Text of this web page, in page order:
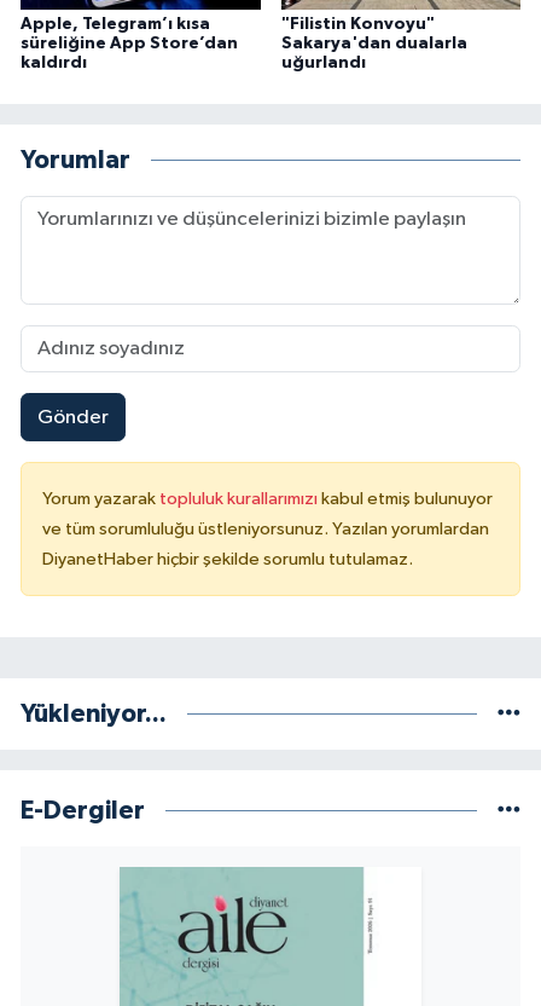
Apple, Telegram’ı kısa
süreliğine App Store’dan
kaldırdı
"Filistin Konvoyu"
Sakarya'dan dualarla
uğurlandı
Yorumlar
Gönder
Yorum yazarak topluluk kurallarımızı kabul etmiş bulunuyor
ve tüm sorumluluğu üstleniyorsunuz. Yazılan yorumlardan
DiyanetHaber hiçbir şekilde sorumlu tutulamaz.
Yükleniyor...
E-Dergiler
Konya Müftülüğü
Malatya Müftülüğü
Manisa Müftülüğü
Mersin Müftülüğü
Muğla Müftülüğü
Nevşehir Müftülüğü
Niğde Müftülüğü
Osmaniye Müftülüğü
Samsun Müftülüğü
Siirt Müftülüğü